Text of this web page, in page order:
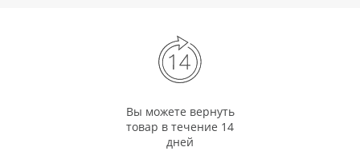
Вы можете вернуть
товар в течение 14
дней